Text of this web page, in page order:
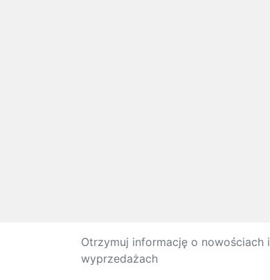
Otrzymuj informację o nowościach i
wyprzedażach